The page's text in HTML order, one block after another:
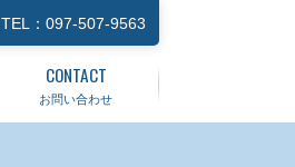
TEL：097-507-9563
お問い合わせ
CONTACT